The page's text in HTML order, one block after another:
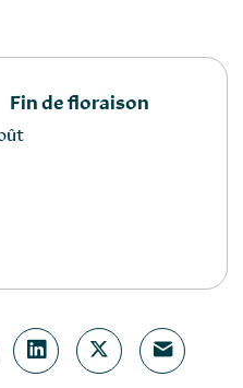
Fin de floraison